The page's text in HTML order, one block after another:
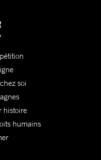
soi
histoire
humains